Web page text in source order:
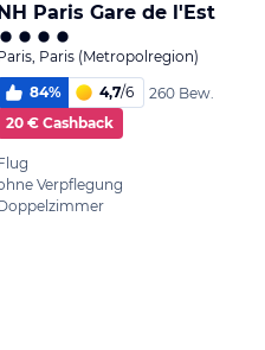
Paris Gare de l'Est
Paris (Metropolregion)
84% 4,7/6
260 Bew.
20 € Cashback
Verpflegung